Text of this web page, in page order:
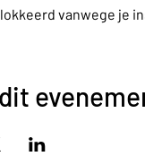
vanwege je